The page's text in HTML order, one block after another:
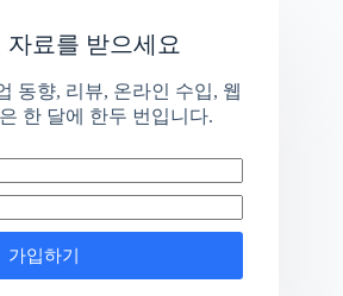
자료를 받으세요
동향, 리뷰, 온라인 수입, 웹
한 달에 한두 번입니다.
가입하기